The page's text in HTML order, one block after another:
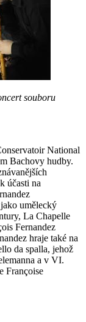
souboru
National
Bachovy hudby.
účasti na
umělecký
La Chapelle
Fernandez
hraje také na
da spalla, jehož
a v VI.
Françoise